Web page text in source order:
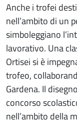
Anche i trofei
nell’ambito di un
simboleggiano
lavorativo. Una
Ortisei si è
trofeo,
Gardena. Il
concorso
nell’ambito della